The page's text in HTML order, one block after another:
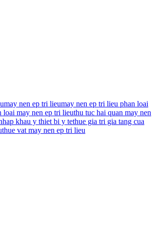
may nen ep tri lieumay nen ep tri lieu phan loai
loai may nen ep tri lieuthu tuc hai quan may nen
khau y thiet bi y tethue gia tri gia tang cua
thue vat may nen ep tri lieu